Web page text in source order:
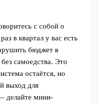
с собой о
в квартал у вас есть
бюджет в
самоедства. Это
остаётся, но
выход для
делайте мини-